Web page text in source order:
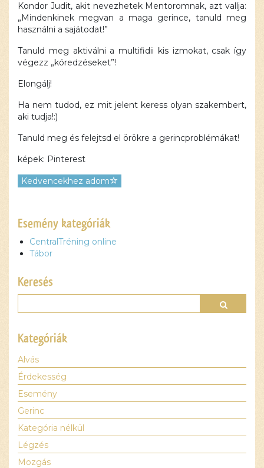
Kondor Judit, akit nevezhetek Mentoromnak, azt vallja:
„Mindenkinek megvan a maga gerince, tanuld meg
használni a sajátodat!”
Tanuld meg aktiválni a multifidii kis izmokat, csak így
végezz „kóredzéseket”!
Elongálj!
Ha nem tudod, ez mit jelent keress olyan szakembert,
aki tudja!:)
Tanuld meg és felejtsd el örökre a gerincproblémákat!
képek: Pinterest
Kedvencekhez adom
Ez a
blokkolva
van, amíg
fogadod a
szükséges
és
betöltöm
Esemény kategóriák
CentralTréning online
Tábor
Keresés
Kategóriák
Alvás
Érdekesség
Esemény
Gerinc
Kategória nélkül
Légzés
Mozgás